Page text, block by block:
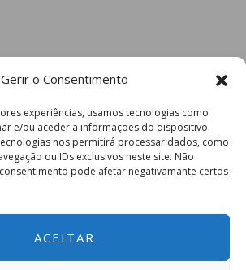
Gerir o Consentimento
experiências, usamos tecnologias como
e/ou aceder a informações do dispositivo.
nos permitirá processar dados, como
ou IDs exclusivos neste site. Não
pode afetar negativamante certos
ACEITAR